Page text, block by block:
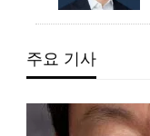
주요 기사